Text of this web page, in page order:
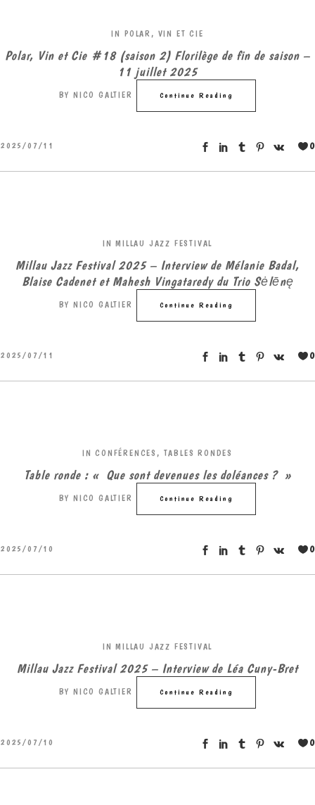
IN POLAR, VIN ET CIE
Polar, Vin et Cie #18 (saison 2) Florilège de fin de saison –
11 juillet 2025
BY NICO GALTIER Continue Reading
2025/07/11 0
IN MILLAU JAZZ FESTIVAL
Millau Jazz Festival 2025 – Interview de Mélanie Badal,
Blaise Cadenet et Mahesh Vingataredy du Trio Sėlēnę
BY NICO GALTIER Continue Reading
2025/07/11 0
IN CONFÉRENCES, TABLES RONDES
Table ronde : « Que sont devenues les doléances ? »
BY NICO GALTIER Continue Reading
2025/07/10 0
IN MILLAU JAZZ FESTIVAL
Millau Jazz Festival 2025 – Interview de Léa Cuny-Bret
BY NICO GALTIER Continue Reading
2025/07/10 0